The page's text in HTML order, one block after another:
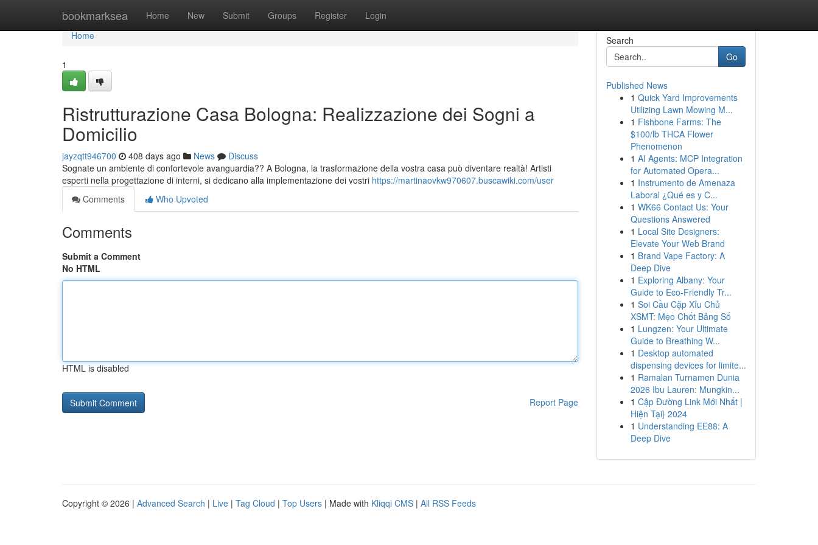
bookmarksea Home New Submit Groups Register Login
Home
Home
1
Ristrutturazione Casa Bologna: Realizzazione dei Sogni a
Domicilio
jayzqtt946700 408 days ago News
Discuss
Sognate un ambiente di confortevole avanguardia?? A Bologna, la trasformazione della vostra casa può diventare realtà! Artisti
esperti nella progettazione di interni, si dedicano alla implementazione dei vostri https://martinaovkw970607.buscawiki.com/user
Comments
Who Upvoted
Comments
Submit a Comment
No HTML
HTML is disabled
Report Page
Search
Go
Published News
1 Quick Yard Improvements
Utilizing Lawn Mowing M...
1 Fishbone Farms: The
$100/lb THCA Flower
Phenomenon
1 AI Agents: MCP Integration
for Automated Opera...
1 Instrumento de Amenaza
Laboral ¿Qué es y C...
1 WK66 Contact Us: Your
Questions Answered
1 Local Site Designers:
Elevate Your Web Brand
1 Brand Vape Factory: A
Deep Dive
1 Exploring Albany: Your
Guide to Eco-Friendly Tr...
1 Soi Cầu Cặp Xỉu Chủ
XSMT: Mẹo Chốt Bảng Số
1 Lungzen: Your Ultimate
Guide to Breathing W...
1 Desktop automated
dispensing devices for limite...
1 Ramalan Turnamen Dunia
2026 Ibu Lauren: Mungkin...
1 Cập Đường Link Mới Nhất |
Hiện Tại} 2024
1 Understanding EE88: A
Deep Dive
Copyright © 2026 | Advanced Search | Live | Tag Cloud | Top Users | Made with Kliqqi CMS | All RSS Feeds